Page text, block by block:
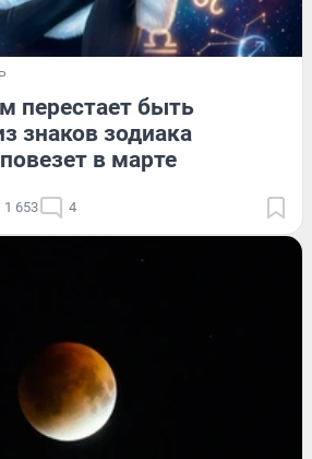
перестает быть
знаков зодиака
в марте
1 653 4